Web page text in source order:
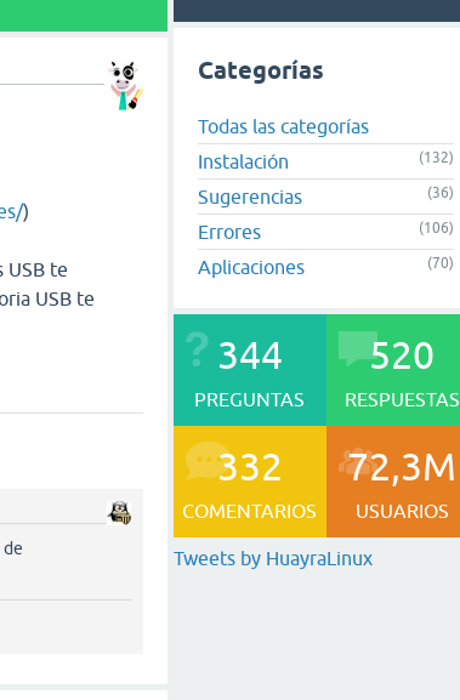
)
USB te
USB te
Categorías
Todas las categorías
Instalación
(132)
Sugerencias (36)
Errores (106)
Aplicaciones (70)
344
PREGUNTAS
520
RESPUESTAS
332
COMENTARIOS
72,3M
USUARIOS
Tweets by HuayraLinux